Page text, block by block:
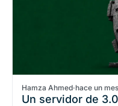
Hamza Ahmed·hace un mes
Un servidor de